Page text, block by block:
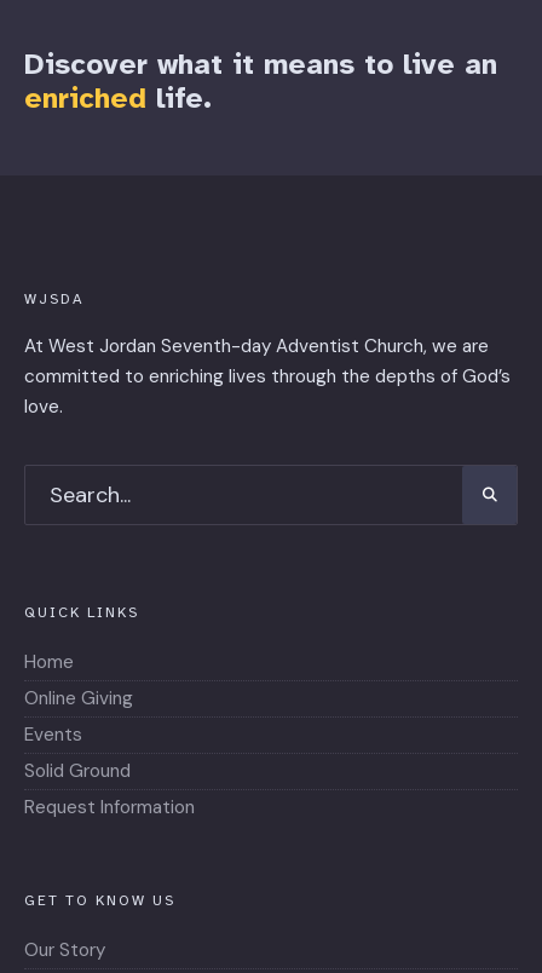
Discover what it means to live an
enriched life.
WJSDA
At West Jordan Seventh-day Adventist Church, we are
committed to enriching lives through the depths of God’s
love.
QUICK LINKS
Home
Online Giving
Events
Solid Ground
Request Information
GET TO KNOW US
Our Story